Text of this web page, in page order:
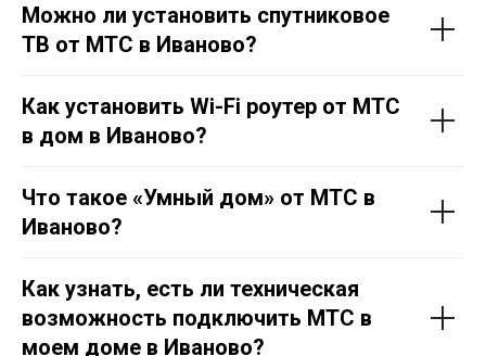
Можно ли установить спутниковое
ТВ от МТС в Иваново?
Как установить Wi-Fi роутер от МТС
в дом в Иваново?
Что такое «Умный дом» от МТС в
Иваново?
Как узнать, есть ли техническая
возможность подключить МТС в
моем доме в Иваново?